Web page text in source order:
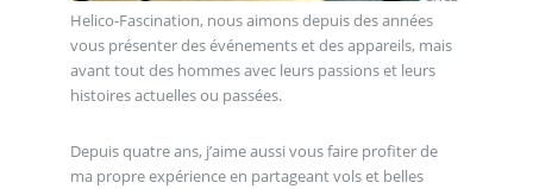
Helico-Fascination, nous aimons depuis des années
vous présenter des événements et des appareils, mais
avant tout des hommes avec leurs passions et leurs
histoires actuelles ou passées.
Depuis quatre ans, j’aime aussi vous faire profiter de
ma propre expérience en partageant vols et belles